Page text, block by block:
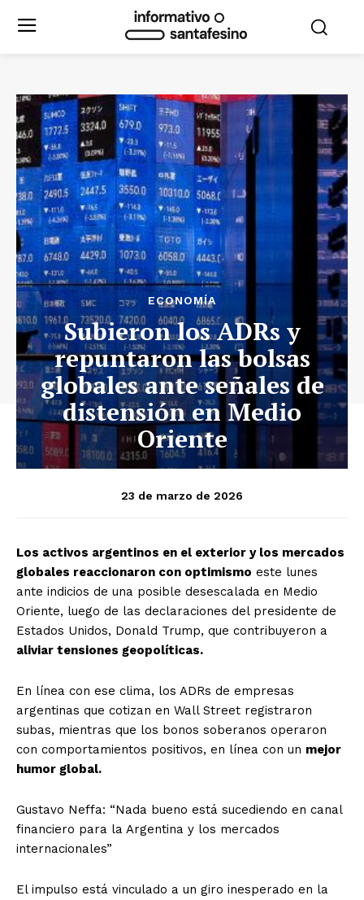
ECONOMÍA
Subieron los ADRs y
repuntaron las bolsas
globales ante señales de
distensión en Medio
Oriente
23 de marzo de 2026
Los activos argentinos en el exterior y los mercados
globales reaccionaron con optimismo este lunes
ante indicios de una posible desescalada en Medio
Oriente, luego de las declaraciones del presidente de
Estados Unidos, Donald Trump, que contribuyeron a
aliviar tensiones geopolíticas.
En línea con ese clima, los ADRs de empresas
argentinas que cotizan en Wall Street registraron
subas, mientras que los bonos soberanos operaron
con comportamientos positivos, en línea con un mejor
humor global.
Gustavo Neffa: “Nada bueno está sucediendo en canal
financiero para la Argentina y los mercados
internacionales”
El impulso está vinculado a un giro inesperado en la